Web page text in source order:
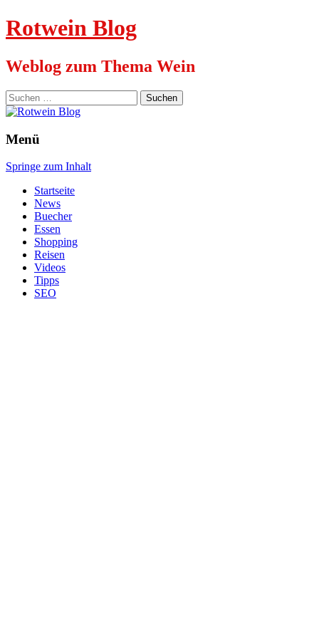
Rotwein Blog
Weblog zum Thema Wein
Suchen
nach:
Menü
Springe zum Inhalt
Startseite
News
Buecher
Essen
Shopping
Reisen
Videos
Tipps
SEO